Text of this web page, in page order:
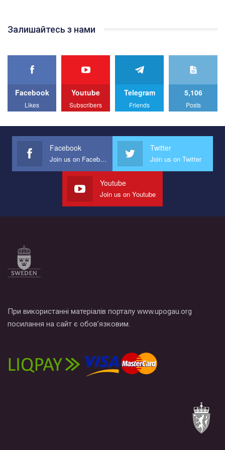
best video, representing programme for the development of
We appeal to your support and ask to help us implement our plan
All you have to do is to press "Like" below the video.
Эмоционально сильный ролик от команды "Гей-альянс
представляющий программу развития организации.
Мы просим вас поддержать нас и помочь нам реализовать
наш план по борьбе с насилием и дискриминацией на почве
СОГИ в Украине.
Все, что вам нужно сделать - это зайти на наш канал YouTube
Залишайтесь з нами
Facebook
Likes
Youtube
Subscribers
Telegram
Friends
5,106
Posts
Facebook
Join us on Facebook
Twitter
Join us on Twitter
Youtube
Join us on Youtube
При використанні матеріалів порталу www.upogau.org
посилання на сайт є обов’язковим.